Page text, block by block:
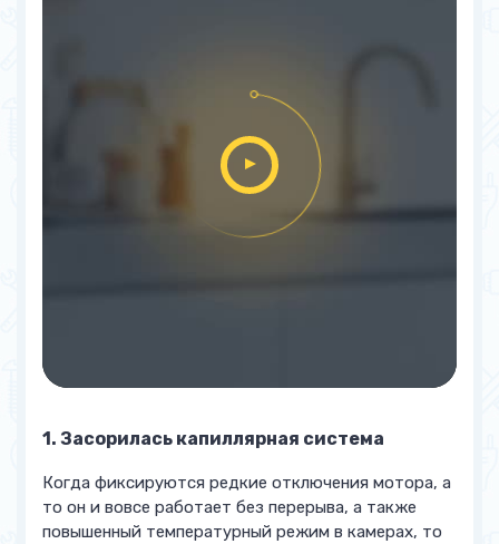
1. Засорилась капиллярная система
Когда фиксируются редкие отключения мотора, а
то он и вовсе работает без перерыва, а также
повышенный температурный режим в камерах, то